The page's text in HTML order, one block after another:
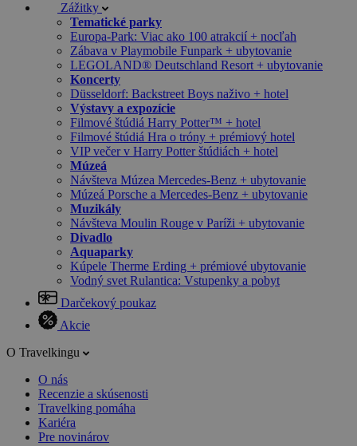
Zážitky
Tematické parky
Europa-Park: Viac ako 100 atrakcií + nocľah
Zábava v Playmobile Funpark + ubytovanie
LEGOLAND® Deutschland Resort + ubytovanie
Koncerty
Düsseldorf: Backstreet Boys naživo + hotel
Výstavy a expozície
Filmové štúdiá Harry Potter™ + hotel
Filmové štúdiá Hra o tróny + prémiový hotel
VIP večer v Harry Potter štúdiách + hotel
Múzeá
Návšteva Múzea Mercedes-Benz + ubytovanie
Múzeá Porsche a Mercedes-Benz + ubytovanie
Muzikály
Návšteva Moulin Rouge v Paríži + ubytovanie
Divadlo
Aquaparky
Kúpele Therme Erding + prémiové ubytovanie
Vodný svet Rulantica: Vstupenky a pobyt
Darčekový poukaz
Akcie
O Travelkingu
O nás
Recenzie a skúsenosti
Travelking pomáha
Kariéra
Pre novinárov